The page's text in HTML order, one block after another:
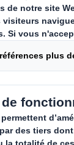
tant que
et
avenir